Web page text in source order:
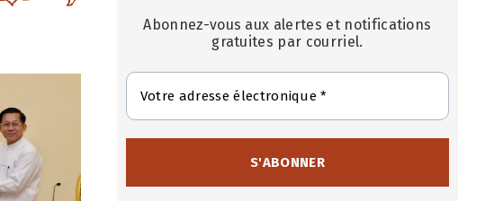
Abonnez-vous aux alertes et notifications
gratuites par courriel.